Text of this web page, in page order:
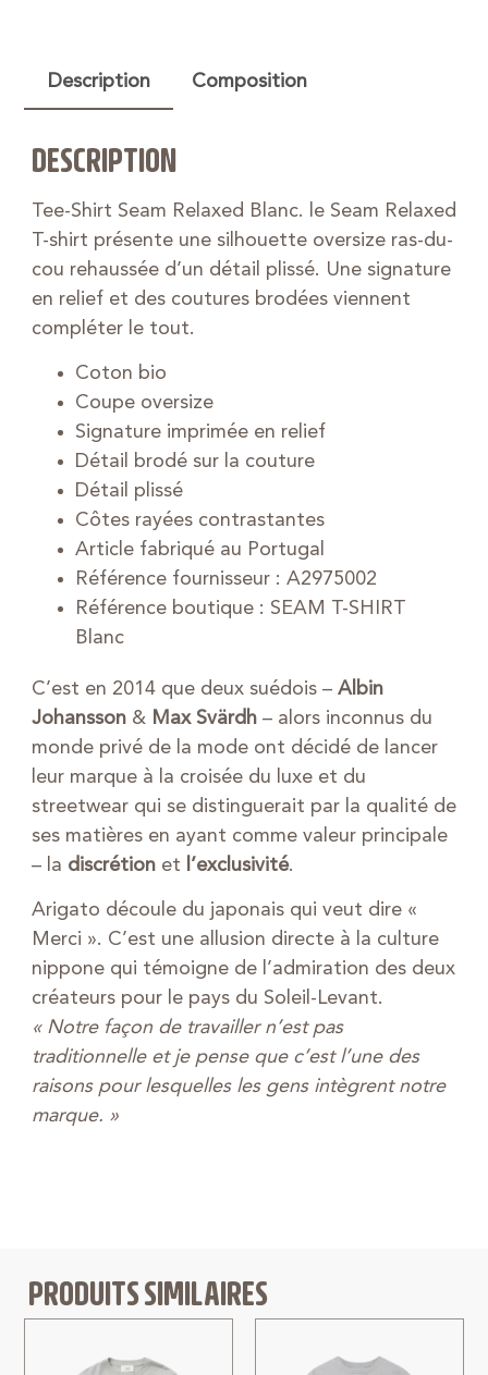
Description Composition
DESCRIPTION
Tee-Shirt Seam Relaxed Blanc. le Seam Relaxed
T-shirt présente une silhouette oversize ras-du-
cou rehaussée d’un détail plissé. Une signature
en relief et des coutures brodées viennent
compléter le tout.
Coton bio
Coupe oversize
Signature imprimée en relief
Détail brodé sur la couture
Détail plissé
Côtes rayées contrastantes
Article fabriqué au Portugal
Référence fournisseur : A2975002
Référence boutique : SEAM T-SHIRT
Blanc
C’est en 2014 que deux suédois – Albin
Johansson& Max Svärdh– alors inconnus du
monde privé de la mode ont décidé de lancer
leur marque à la croisée du luxe et du
streetwear qui se distinguerait par la qualité de
ses matières en ayant comme valeur principale
– la discrétionet l’exclusivité.
Arigato découle du japonais qui veut dire «
Merci ». C’est une allusion directe à la culture
nippone qui témoigne de l’admiration des deux
créateurs pour le pays du Soleil-Levant.
« Notre façon de travailler n’est pas
traditionnelle et je pense que c’est l’une des
raisons pour lesquelles les gens intègrent notre
marque. »
PRODUITS SIMILAIRES